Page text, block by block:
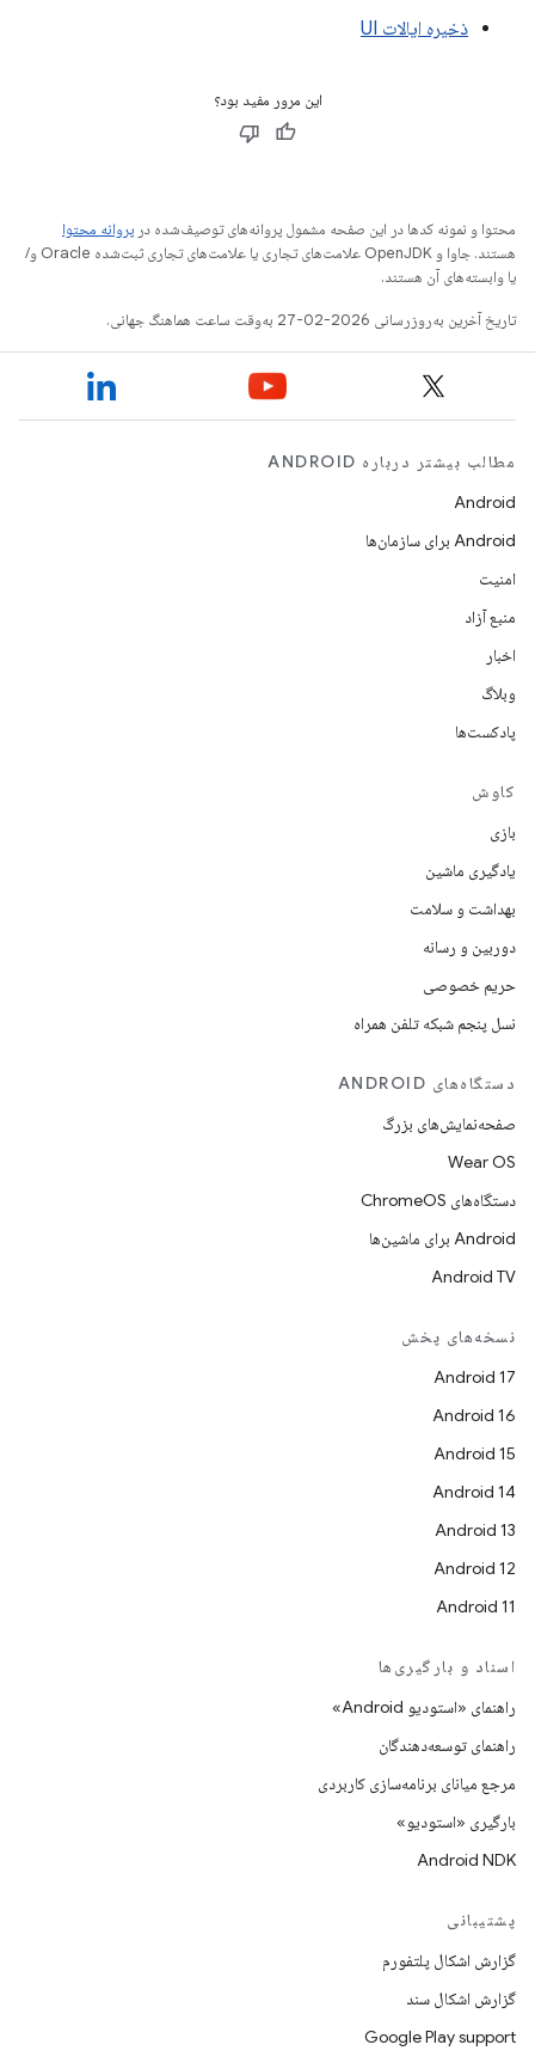
ذخیره ایالات UI
این مرور مفید بود؟
محتوا و نمونه کدها در این صفحه مشمول پروانه‌های توصیف‌شده در پروانه محتوا
هستند. جاوا و OpenJDK علامت‌های تجاری یا علامت‌های تجاری ثبت‌شده Oracle و/
یا وابسته‌های آن هستند.
تاریخ آخرین به‌روزرسانی 2026-02-27 به‌وقت ساعت هماهنگ جهانی.
مطالب بیشتر درباره ANDROID
Android
Android برای سازمان‌ها
امنیت
منبع آزاد
اخبار
وبلاگ
پادکست‌ها
کاوش
بازی
یادگیری ماشین
بهداشت و سلامت
دوربین و رسانه
حریم خصوصی
نسل پنجم شبکه تلفن همراه
دستگاه‌های ANDROID
صفحه‌نمایش‌های بزرگ
Wear OS
دستگاه‌های ChromeOS
Android برای ماشین‌ها
Android TV
نسخه‌های پخش
Android 17
Android 16
Android 15
Android 14
Android 13
Android 12
Android 11
اسناد و بارگیری‌ها
راهنمای «استودیو Android»
راهنمای توسعه‌دهندگان
مرجع میانای برنامه‌سازی کاربردی
بارگیری «استودیو»
Android NDK
پشتیبانی
گزارش اشکال پلتفورم
گزارش اشکال سند
Google Play support